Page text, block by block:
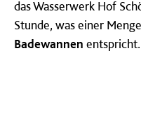
das Wasserwerk Hof
Stunde, was einer
Badewannen entspricht.